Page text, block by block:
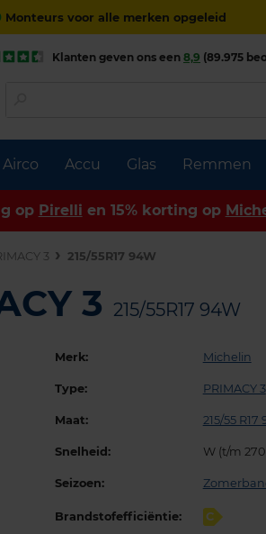
Monteurs voor alle merken opgeleid
Airco Accu Glas Remmen
Klanten geven ons een 8,9 (89.975
op Pirelli en 15% korting op
3 215/55R17 94W
3 215/55R17 94W
Merk: Michelin
Type: PRIMACY 3
Maat: 215/55 R17
Snelheid: W (t/m
Seizoen:
Brandstofefficiëntie: C